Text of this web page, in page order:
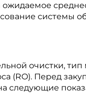
системы
очистки,
(RO). Перед
следующие